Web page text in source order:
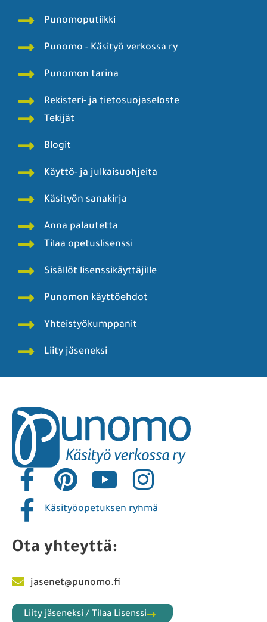
Punomoputiikki
Punomo - Käsityö verkossa ry
Punomon tarina
Rekisteri- ja tietosuojaseloste
Tekijät
Blogit
Käyttö- ja julkaisuohjeita
Käsityön sanakirja
Anna palautetta
Tilaa opetuslisenssi
Sisällöt lisenssikäyttäjille
Punomon käyttöehdot
Yhteistyökumppanit
Liity jäseneksi
Käsityöopetuksen ryhmä
Ota yhteyttä:
jasenet@punomo.fi
Liity jäseneksi / Tilaa Lisenssi